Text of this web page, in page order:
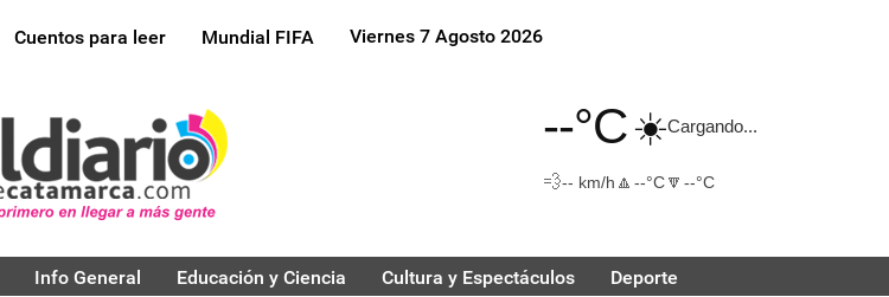
Cuentos para leer Mundial FIFA Viernes 7 Agosto 2026
--°C☀️Cargando...
💨-- km/h 🔼 --°C🔽 --°C
Info General Educación y Ciencia Cultura y Espectáculos Deporte